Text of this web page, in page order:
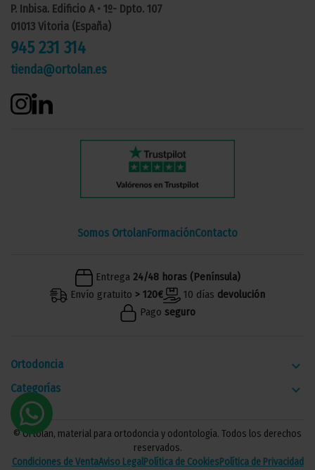
P. Inbisa. Edificio A • 1º- Dpto. 107
01013 Vitoria (España)
945 231 314
tienda@ortolan.es
Somos OrtolanFormaciónContacto
Entrega 24/48 horas (Península)
Envío gratuito > 120€ 10 días devolución
Pago seguro
Ortodoncia keyboard_arrow_down
Categorías keyboard_arrow_down
© Ortolan, material para ortodoncia y odontología. Todos los derechos
reservados.
Condiciones de VentaAviso LegalPolítica de CookiesPolítica de Privacidad